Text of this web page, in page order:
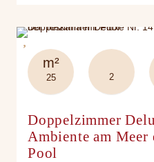
m²
25 2
Doppelzimmer
Ambiente am Meer
Pool